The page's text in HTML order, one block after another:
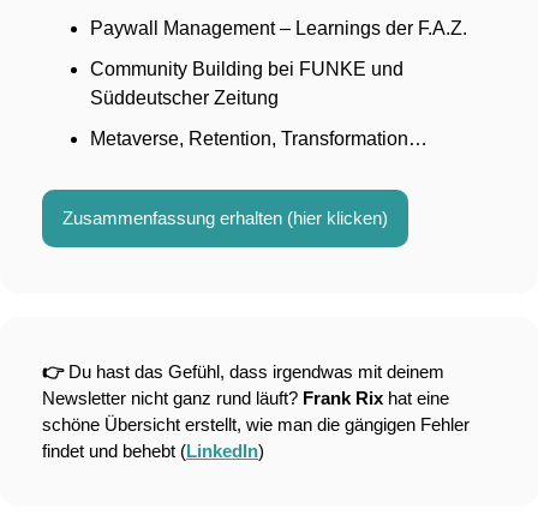
Paywall Management – Learnings der F.A.Z.
Community Building bei FUNKE und
Süddeutscher Zeitung
Metaverse, Retention, Transformation…
Zusammenfassung erhalten (hier klicken)
👉 Du hast das Gefühl, dass irgendwas mit deinem
Newsletter nicht ganz rund läuft? Frank Rix hat eine
schöne Übersicht erstellt, wie man die gängigen Fehler
findet und behebt (LinkedIn)